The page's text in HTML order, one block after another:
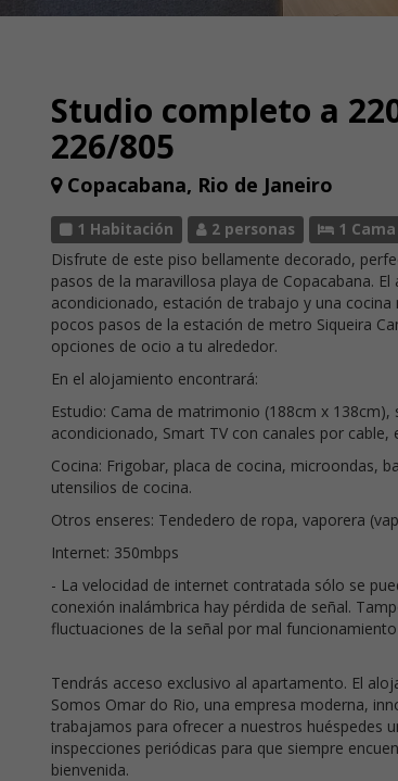
Studio completo a
226/805
Copacabana, Rio de Janeiro
1 Habitación 2 personas 1 Cama
Disfrute de este piso bellamente decorado,
pasos de la maravillosa playa de Copacabana.
acondicionado, estación de trabajo y una
pocos pasos de la estación de metro Siqueira
opciones de ocio a tu alrededor.
En el alojamiento encontrará:
Estudio: Cama de matrimonio (188cm x
acondicionado, Smart TV con canales por
Cocina: Frigobar, placa de cocina, microondas,
utensilios de cocina.
Otros enseres: Tendedero de ropa, vaporera
Internet: 350mbps
- La velocidad de internet contratada sólo se
conexión inalámbrica hay pérdida de señal.
fluctuaciones de la señal por mal
Tendrás acceso exclusivo al apartamento. El
Somos Omar do Rio, una empresa moderna,
trabajamos para ofrecer a nuestros huéspedes
inspecciones periódicas para que siempre
bienvenida.